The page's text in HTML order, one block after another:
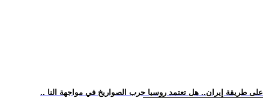
.. على طريقة إيران.. هل تعتمد روسيا حرب الصواريخ في مواجهة النا